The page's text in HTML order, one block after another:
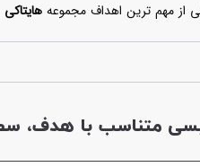
از مهم ترین اهداف مجموعه هایتاکی
ممکن در آزمون پی تی ای موفق شوید.
متناسب با هدف،